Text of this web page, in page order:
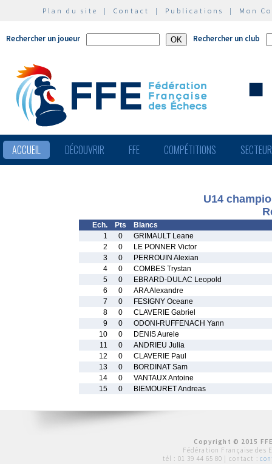
Plan du site | Contact | Publications | Mon
Rechercher un joueur Rechercher un club
ACCUEIL DÉCOUVRIR FFE COMPÉTITIONS
U14
Ech. Pts
Blancs
1
0
GRIMAULT Leane
2
0
LE PONNER Victor
3
0
PERROUIN Alexian
4
0
COMBES Trystan
5
0
EBRARD-DULAC Leopold
6
0
ARA Alexandre
7
0
FESIGNY Oceane
8
0
CLAVERIE Gabriel
9
0
ODONI-RUFFENACH Yann
10
0
DENIS Aurele
11
0
ANDRIEU Julia
12
0
CLAVERIE Paul
13
0
BORDINAT Sam
14
0
VANTAUX Antoine
15
0 BIEMOURET Andreas
Copyright © 2015
Fédération Française des
tél : 01 39 44 65 80 | contact :